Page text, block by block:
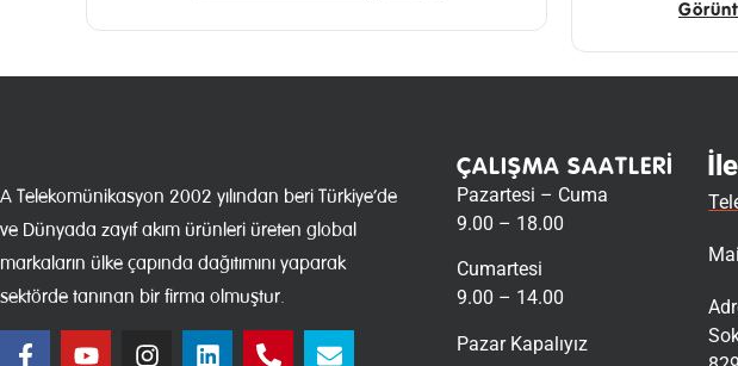
A Telekomünikasyon 2002 yılından beri Türkiye’de
ve Dünyada zayıf akım ürünleri üreten global
markaların ülke çapında dağıtımını yaparak
sektörde tanınan bir firma olmuştur.
ÇALIŞMA SAATLERI
Pazartesi – Cuma
9.00 – 18.00
Cumartesi
9.00 – 14.00
Pazar Kapalıyız